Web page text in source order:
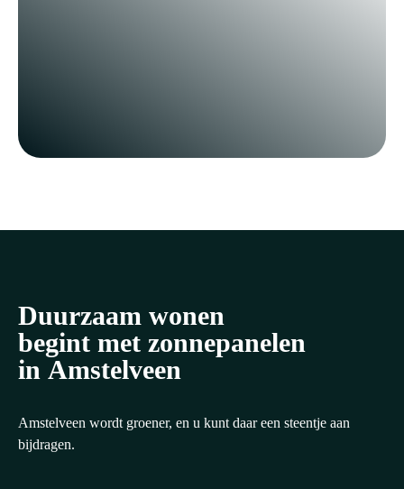
Duurzaam wonen
begint met zonnepanelen
in Amstelveen
Amstelveen wordt groener, en u kunt daar een steentje aan
bijdragen.